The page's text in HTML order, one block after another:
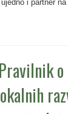
ujedno i partner
o